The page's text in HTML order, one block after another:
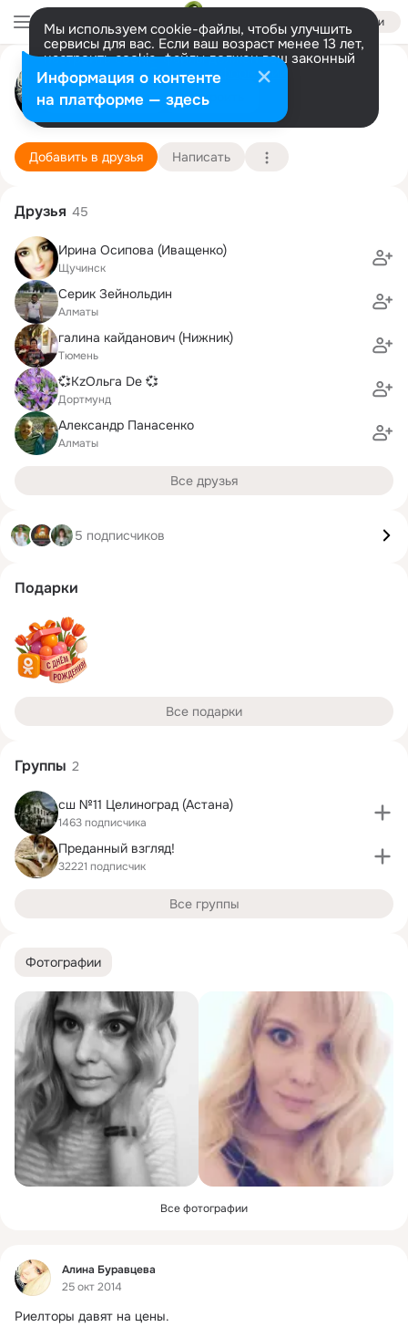
Войти
Мы используем cookie-файлы, чтобы улучшить
сервисы для вас. Если ваш возраст менее 13 лет,
настроить cookie-файлы должен ваш законный
представитель. Больше информации
Разрешить все Настроить
Алина Буравцева
Алматы
22 марта (41 год)
11 химико-биологический лицей
Подробнее
Добавить в друзья Написать
Фотографии
Все фотографии
Фид
Алина Буравцева
25 окт 2014
Риелторы давят на цены.
Друзья 45
Ирина Осипова (Иващенко)
Щучинск
Серик Зейнольдин
Алматы
галина кайданович (Нижник)
Тюмень
💞KzОльга De 💞
Дортмунд
Александр Панасенко
Алматы
Все друзья
5 подписчиков
Подарки
Все подарки
Группы 2
сш №11 Целиноград (Астана)
1463 подписчика
Преданный взгляд!
32221 подписчик
Все группы
Информация о контенте
на платформе — здесь